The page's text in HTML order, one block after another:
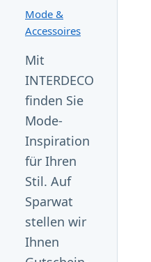
Mode &
Accessoires
Mit
INTERDECO
finden Sie
Mode-
Inspiration
für Ihren
Stil. Auf
Sparwat
stellen wir
Ihnen